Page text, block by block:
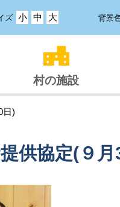
ズ 小 中 大 背景
村の施設
日)
供協定(９月